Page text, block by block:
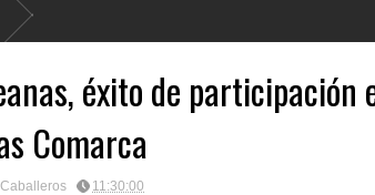
éxito de
Comarca
11:30:00